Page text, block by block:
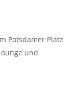
Potsdamer Platz
und